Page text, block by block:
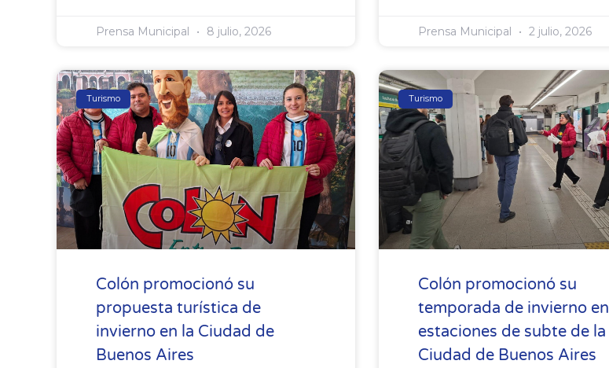
Prensa Municipal 8 julio, 2026 Prensa Municipal 2 julio, 2026
Turismo
Colón promocionó su
propuesta turística de
invierno en la Ciudad de
Buenos Aires
Turismo
Colón promocionó su
temporada de invierno en
estaciones de subte de la
Ciudad de Buenos Aires